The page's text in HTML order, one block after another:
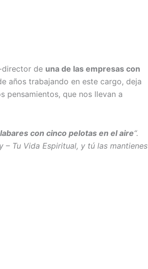
director de una de las empresas con
años trabajando en este cargo, deja
pensamientos, que nos llevan a
con cinco pelotas en el aire“.
– Tu Vida Espiritual, y tú las mantienes